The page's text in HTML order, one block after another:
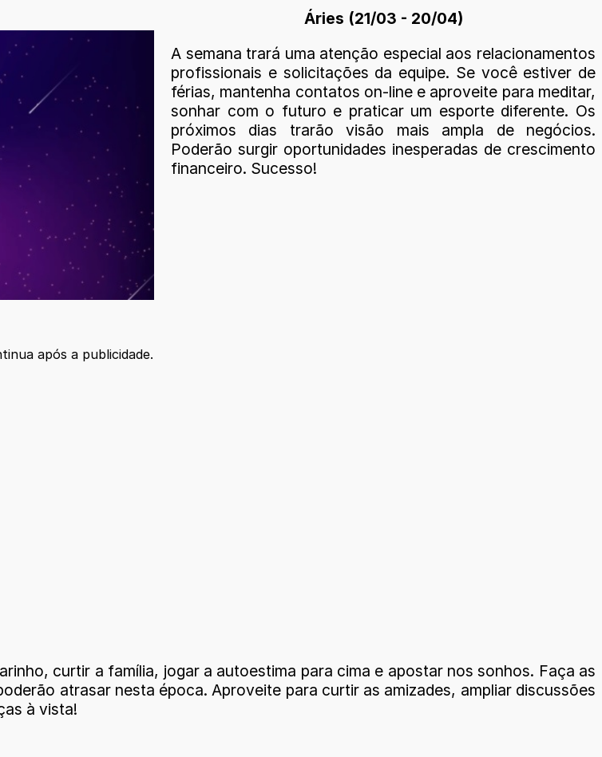
Áries (21/03 - 20/04)
A semana trará uma atenção especial aos relacionamentos
profissionais e solicitações da equipe. Se você estiver de
férias, mantenha contatos on-line e aproveite para meditar,
sonhar com o futuro e praticar um esporte diferente. Os
próximos dias trarão visão mais ampla de negócios.
Poderão surgir oportunidades inesperadas de crescimento
financeiro. Sucesso!
após a publicidade.
curtir a família, jogar a autoestima para cima e apostar nos sonhos. Faça as
atrasar nesta época. Aproveite para curtir as amizades, ampliar discussões
à vista!